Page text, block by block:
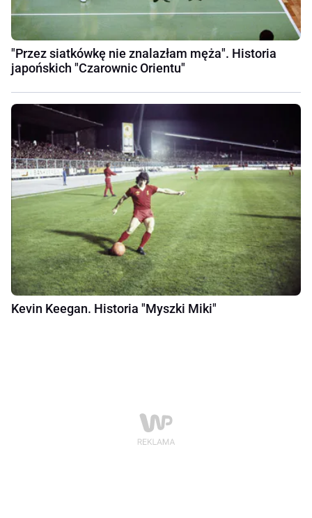
"Przez siatkówkę nie znalazłam męża". Historia
japońskich "Czarownic Orientu"
Kevin Keegan. Historia "Myszki Miki"